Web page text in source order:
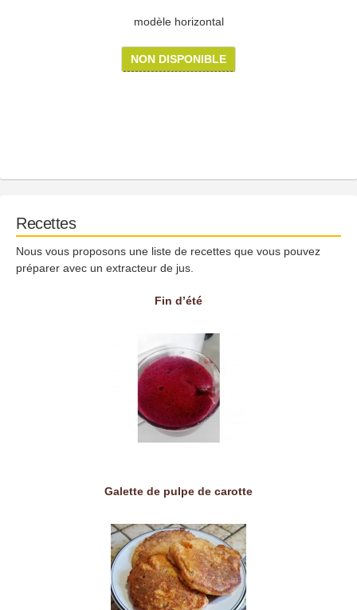
modèle horizontal
NON DISPONIBLE
Recettes
Nous vous proposons une liste de recettes que vous pouvez
préparer avec un extracteur de jus.
Fin d’été
Galette de pulpe de carotte